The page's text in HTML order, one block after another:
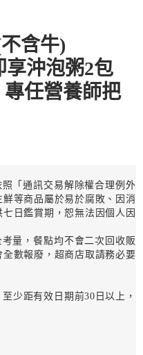
含牛)
享沖泡粥2包
任營養師把
「通訊交易解除權合理例外
等商品屬於易於腐敗、因消
日鑑賞期，恕無法因個人因
量，餐點均不會二次回收販
數報廢，超商店取請務必要
少距有效日期前30日以上，